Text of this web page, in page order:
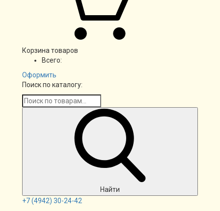
Корзина товаров
Всего:
Оформить
Поиск по каталогу:
Найти
+7(4942) 30-24-42